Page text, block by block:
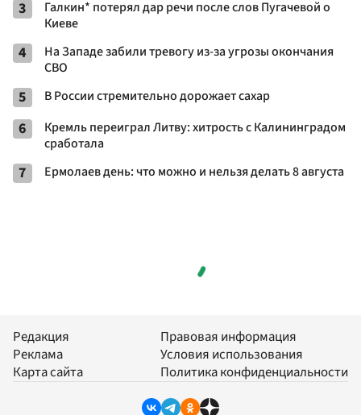
3
Галкин* потерял дар речи после слов Пугачевой о
Киеве
4
На Западе забили тревогу из-за угрозы окончания
СВО
5 В России стремительно дорожает сахар
6
Кремль переиграл Литву: хитрость с Калининградом
сработала
7 Ермолаев день: что можно и нельзя делать 8 августа
Редакция
Реклама
Карта сайта
Правовая информация
Условия использования
Политика конфиденциальности